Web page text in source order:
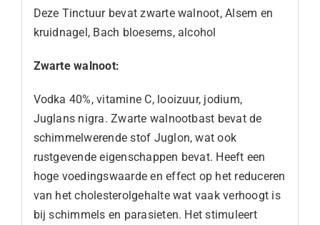
Deze Tinctuur bevat zwarte walnoot, Alsem en
kruidnagel, Bach bloesems, alcohol
Zwarte walnoot:
Vodka 40%, vitamine C, looizuur, jodium,
Juglans nigra. Zwarte walnootbast bevat de
schimmelwerende stof Juglon, wat ook
rustgevende eigenschappen bevat. Heeft een
hoge voedingswaarde en effect op het reduceren
van het cholesterolgehalte wat vaak verhoogt is
bij schimmels en parasieten. Het stimuleert